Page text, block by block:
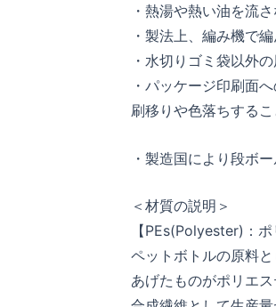
・熱湯や熱い油を流
・製法上、編み機で
・水切りゴミ袋以外
・パッケージ印刷面
刷移りや色落ちする
・製造国により段ボ
＜材質の説明＞
【PEs(Polyester)：ポ
ペットボトルの原料
あげたものがポリエス